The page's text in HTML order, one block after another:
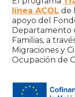
línea ACOL de
apoyo del
Departamento
Familias, a
Migraciones y
Ocupación de